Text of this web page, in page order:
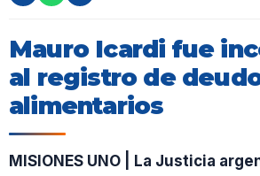
Mauro Icardi fue
al registro de
alimentarios
MISIONES UNO | La Justicia